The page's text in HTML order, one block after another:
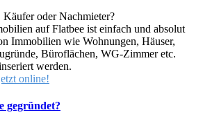
Käufer oder Nachmieter?
auf Flatbee ist einfach und absolut
Immobilien wie Wohnungen, Häuser,
Büroflächen, WG-Zimmer etc.
werden.
online!
gegründet?